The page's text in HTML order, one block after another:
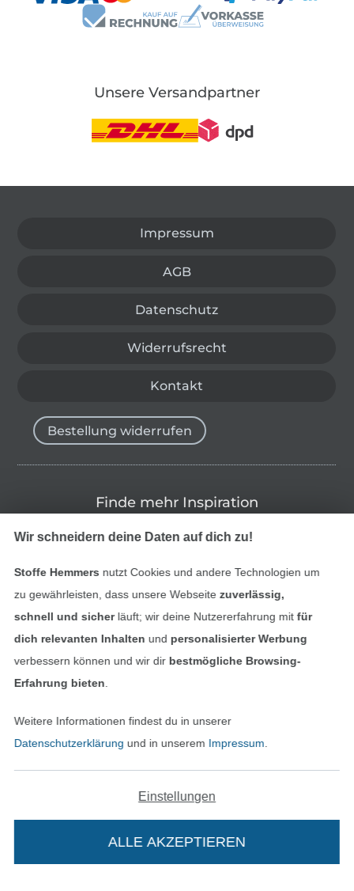
In deinen Warenkorb
Unsere Versandpartner
Impressum
AGB
Datenschutz
Widerrufsrecht
Kontakt
Alle Preise inkl. der gesetzl. MwSt.
Die durchgestrichenen Preise entsprechen dem
bisherigen Preis bei Stoffe Hemmers.
Bestellung widerrufen
Finde mehr Inspiration
Deutsch
Wir schneidern deine Daten auf dich zu!
Stoffe Hemmers nutzt Cookies und andere Technologien um
zu gewährleisten, dass unsere Webseite zuverlässig,
schnell und sicherläuft; wir deine Nutzererfahrung mitfür
dich relevanten Inhalten und personalisierter Werbung
verbessern können und wir dir bestmögliche Browsing-
Erfahrung bieten
Weitere Informationen findest du in unserer
Datenschutzerklärung und in unserem Impressum
Einstellungen
ALLE AKZEPTIEREN